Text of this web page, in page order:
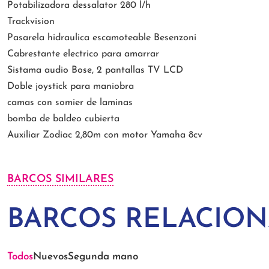
Potabilizadora dessalator 280 l/h
Trackvision
Pasarela hidraulica escamoteable Besenzoni
Cabrestante electrico para amarrar
Sistama audio Bose, 2 pantallas TV LCD
Doble joystick para maniobra
camas con somier de laminas
bomba de baldeo cubierta
Auxiliar Zodiac 2,80m con motor Yamaha 8cv
BARCOS SIMILARES
BARCOS
TodosNuevosSegunda mano